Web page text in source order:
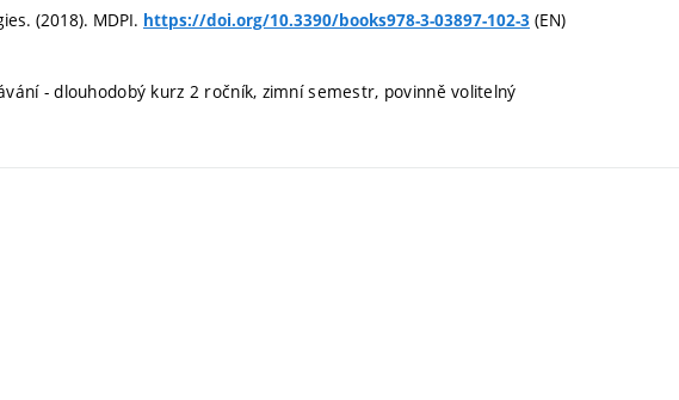
(2018). MDPI. https://doi.org/10.3390/books978-3-03897-102-3 (EN)
- dlouhodobý kurz 2 ročník, zimní semestr, povinně volitelný